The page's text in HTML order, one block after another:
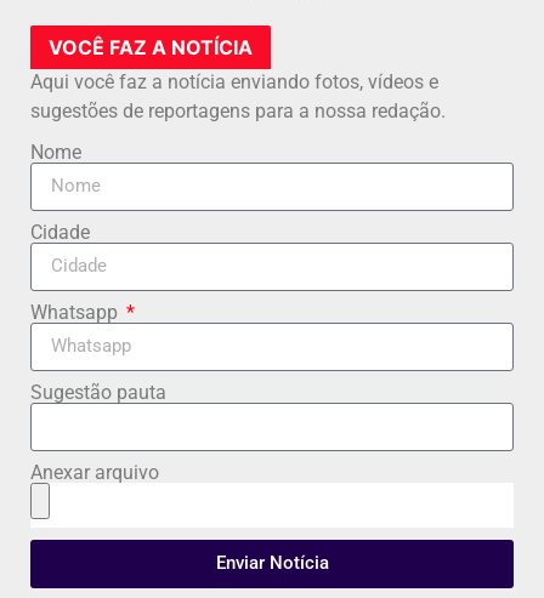
VOCÊ FAZ A NOTÍCIA
Aqui você faz a notícia enviando fotos, vídeos e
sugestões de reportagens para a nossa redação.
Nome
Cidade
Whatsapp
Sugestão pauta
Anexar arquivo
Enviar Notícia